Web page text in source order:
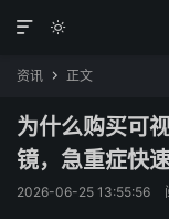


资讯  正文
为什么购买可
镜，急重症快
2026-06-25 13:55:56